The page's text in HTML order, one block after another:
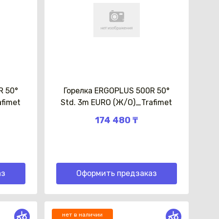
50°
Горелка ERGOPLUS 500R 50°
Std. 3m EURO (Ж/О)_Trafimet
174 480 ₸
Оформить предзаказ
нет в наличии